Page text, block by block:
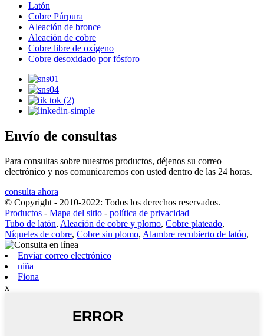
Latón
Cobre Púrpura
Aleación de bronce
Aleación de cobre
Cobre libre de oxígeno
Cobre desoxidado por fósforo
Envío de consultas
Para consultas sobre nuestros productos, déjenos su correo
electrónico y nos comunicaremos con usted dentro de las 24 horas.
consulta ahora
© Copyright - 2010-2022: Todos los derechos reservados.
Productos - Mapa del sitio - política de privacidad
Tubo de latón, Aleación de cobre y plomo, Cobre plateado,
Níqueles de cobre, Cobre sin plomo, Alambre recubierto de latón,
Enviar correo electrónico
niña
Fiona
x